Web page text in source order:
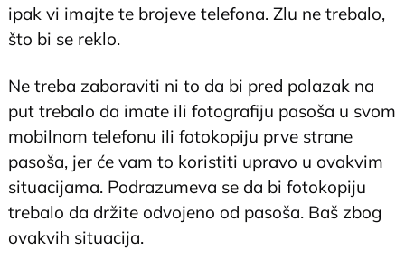
ipak vi imajte te brojeve telefona. Zlu ne trebalo,
što bi se reklo.
Ne treba zaboraviti ni to da bi pred polazak na
put trebalo da imate ili fotografiju pasoša u svom
mobilnom telefonu ili fotokopiju prve strane
pasoša, jer će vam to koristiti upravo u ovakvim
situacijama. Podrazumeva se da bi fotokopiju
trebalo da držite odvojeno od pasoša. Baš zbog
ovakvih situacija.